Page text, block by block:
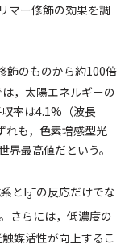
マー修飾の効果を調
飾のものから約100倍
，太陽エネルギーの
率は4.1%（波長
も，色素増感型光
最高値だという。
とI3
–の反応だけでな
さらには，低濃度の
媒活性が向上するこ